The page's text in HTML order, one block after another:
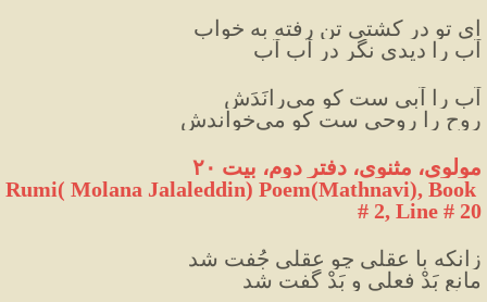
ای تو در کشتی تن رفته به خواب
آب را دیدی نگر در آبِ آب
آب را آبی ست کو می‌رانَدَش
روح را روحی ست کو می‌خواندش
مولوی، مثنوی، دفتر دوم، بیت ۲۰
Rumi( Molana Jalaleddin) Poem(Mathnavi), Book
# 2, Line # 20
زانکه با عقلی چو عقلی جُفت شد
مانعِ بَدْ فعلی و بَدْ گُفت شد